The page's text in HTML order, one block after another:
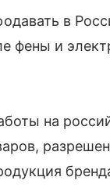
в
фены и
на